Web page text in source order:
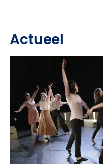
Actueel